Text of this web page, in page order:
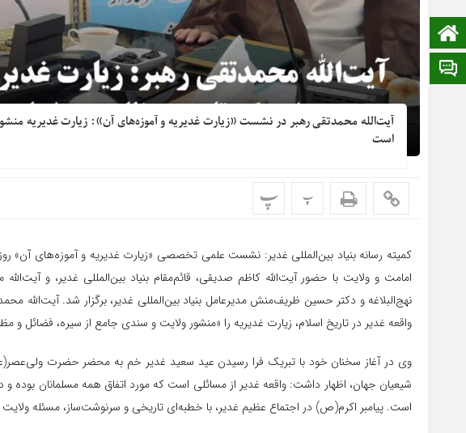
صفحه نخست
آیت‌الله محمدتقی رهبر در نشست «زیارت غدیریه و آموزه‌های آن»: زیارت غدیریه
است
پ پ
امامت و ولایت با حضور آیت‌الله کاظم صدیقی، قائم‌مقام بنیاد بین‌المللی غدیر، و
نهج‌البلاغه و دکتر حسین ظریف‌منش مدیرعامل بنیاد بین‌المللی غدیر، برگزار شد. آیت‌الله
واقعه غدیر در تاریخ اسلام، زیارت غدیریه را «منشور ولایت و سندی جامع از سیره، فضائل
وی در آغاز سخنان خود با تبریک فرا رسیدن عید سعید غدیر خم به محضر حضرت
شیعیان جهان، اظهار داشت: واقعه غدیر از مسائلی است که مورد اتفاق همه مسلمانان بوده
است. پیامبر اکرم(ص) در اجتماع عظیم غدیر، با خطبه‌ای تاریخی و سرنوشت‌ساز، مسئله